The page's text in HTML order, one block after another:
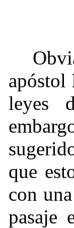
apóstol
leyes
que
con
pasaje